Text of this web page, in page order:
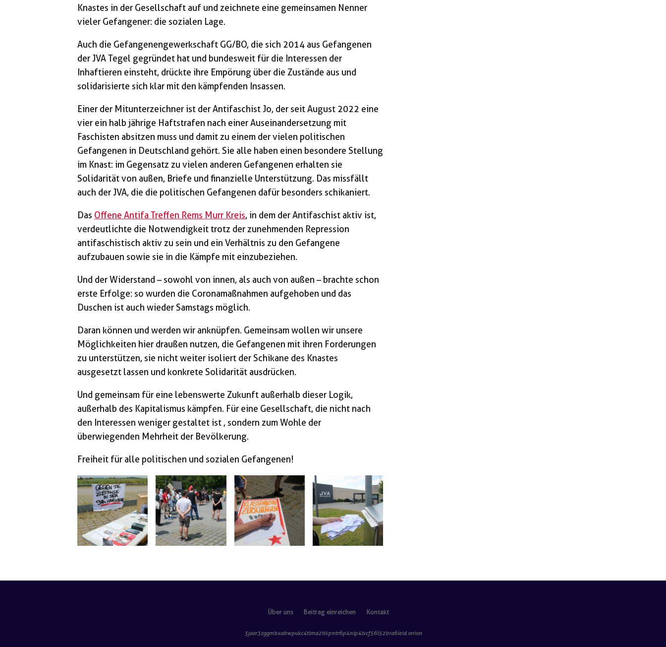
Knastes in der Gesellschaft auf und zeichnete eine gemeinsamen Nenner
vieler Gefangener: die sozialen Lage.
Auch die Gefangenengewerkschaft GG/BO, die sich 2014 aus Gefangenen
der JVA Tegel gegründet hat und bundesweit für die Interessen der
Inhaftieren einsteht, drückte ihre Empörung über die Zustände aus und
solidarisierte sich klar mit den kämpfenden Insassen.
Einer der Mitunterzeichner ist der Antifaschist Jo, der seit August 2022 eine
vier ein halb jährige Haftstrafen nach einer Auseinandersetzung mit
Faschisten absitzen muss und damit zu einem der vielen politischen
Gefangenen in Deutschland gehört. Sie alle haben einen besondere Stellung
im Knast: im Gegensatz zu vielen anderen Gefangenen erhalten sie
Solidarität von außen, Briefe und finanzielle Unterstützung. Das missfällt
auch der JVA, die die politischen Gefangenen dafür besonders schikaniert.
Das Offene Antifa Treffen Rems Murr Kreis, in dem der Antifaschist aktiv ist,
verdeutlichte die Notwendigkeit trotz der zunehmenden Repression
antifaschistisch aktiv zu sein und ein Verhältnis zu den Gefangene
aufzubauen sowie sie in die Kämpfe mit einzubeziehen.
Und der Widerstand – sowohl von innen, als auch von außen – brachte schon
erste Erfolge: so wurden die Coronamaßnahmen aufgehoben und das
Duschen ist auch wieder Samstags möglich.
Daran können und werden wir anknüpfen. Gemeinsam wollen wir unsere
Möglichkeiten hier draußen nutzen, die Gefangenen mit ihren Forderungen
zu unterstützen, sie nicht weiter isoliert der Schikane des Knastes
ausgesetzt lassen und konkrete Solidarität ausdrücken.
Und gemeinsam für eine lebenswerte Zukunft außerhalb dieser Logik,
außerhalb des Kapitalismus kämpfen. Für eine Gesellschaft, die nicht nach
den Interessen weniger gestaltet ist , sondern zum Wohle der
überwiegenden Mehrheit der Bevölkerung.
Freiheit für alle politischen und sozialen Gefangenen!
Über uns Beitrag einreichen Kontakt
3jaar3zggmbxabwpukc4tlma2itkpntr6p4nip4lvcf56l52bra6ieid.onion